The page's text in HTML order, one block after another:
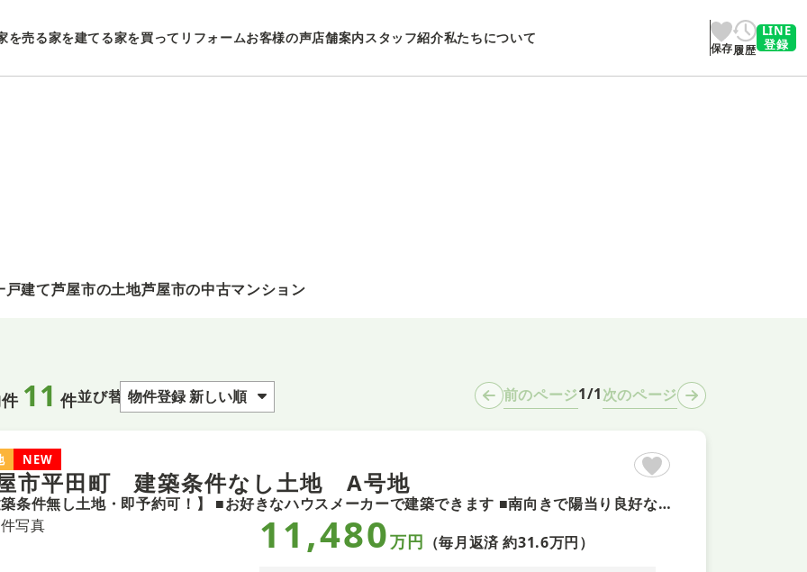
を売る家を建てる家を買ってリフォームお客様の声店舗案内スタッフ紹介私たちについて
保存履歴
LINE
登録
戸建て芦屋市の土地芦屋市の中古マンション
11 件並び替え 前のページ1/1次のページ
NEW
市平田町 建築条件なし土地 A号地
【建築条件無し土地・即予約可！】 ■お好きなハウスメーカーで建築できます ■南向きで陽当り良好な整形地 ■敷地面積約105坪以上のゆとりある広さ ■前面道路は幅員約8m超で開放感があります
11,480万円 （毎月返済 約31.6万円）